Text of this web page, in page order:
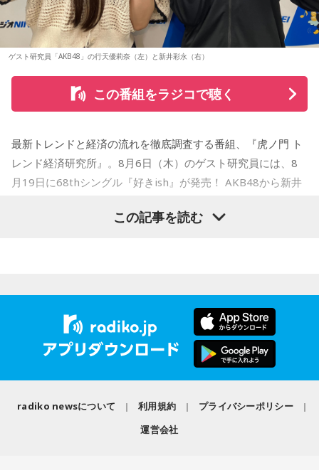
◆メンバー3人による恒例の全曲試聴会を生配信
8月7日（金）19:00より、かつしかトリオのメンバー3人によ
楽しいトークとともに、ニューアルバム『SO-DAYONE !』の
収録曲をひと足早く紹介。それぞれの楽曲の聴きどころや制
＜かつしかトリオ『SO-DAYONE !』全曲試聴会＞
配信日時：2026年8月7日（金）19:00～
※詳細は公式サイトをご確認ください
ニューアルバム『SO-DAYONE !』の発売を記念し、タワーレ
コードでは応募抽選キャンペーンと購入者特典企画を実施し
ます。また、2026年10月17日（土）には、タワーレコード
新宿店にて発売記念インストアイベントの開催も決定。櫻井
哲夫、神保 彰、向谷 実の3人がアルバムに込めた思いなどを
語る、ここでしか聞けない貴重なトークに加え、かつしかト
リオとして初の「サイン握手会」をおこないます。
へのアクセスをチェックができるなど他にも便利な機能がた
くさん！すでにお持ちの方はアップデートを、まだお持ちで
ない方は今すぐダウンロードして、当日までお待ちくださ
まだ見ぬアーティストとの出会いも、お気に入りのアーティ
MINAMI WHEELならでは。
今年も大阪・ミナミの街から、新たな音楽との出会いをお届
けします。どうぞご期待ください。
●出演アーティスト：
10/10(土) 出演
AARON / IRIS MONDO / 赤いくらげ / Aki / あたらよ / 雨烏 /
荒巻勇仁 / アンと私 / anewhite / EVE OF THE LAIN / いろか
にほへと / weak.butterfly / EMNW / 大宮陽和 / OKYO / 奥崎
Gum-9 / ガラクタ / ガラスの靴は落とさない / カラノア /
KI_EN / 来島エル / きばやし / Gyubin / くがあくた / grating
ゲスト研究員「AKB48」の行天優莉奈（左）と新井彩永（右）
この番組をラジコで聴く
最新トレンドと経済の流れを徹底調査する番組、『虎ノ門 ト
レンド経済研究所』。8月6日（木）のゲスト研究員には、8
月19日に68thシングル『好きish』が発売！ AKB48から新井
の「ラジオiNEWS」以来、およそ3年ぶりの出演。行天優莉奈
礎的財政収支「プライマリーバランス」について徹底調査！
「プライマリーバランス」の基礎知識から、赤字と黒字の考
え方、今の日本が置かれている状況、高市内閣の方針まで、
国の将来を左右する指標についてわかりやすく解説するほ
"てんてん" はこれらの重要な課題についてしっかり理解する
ことができたでしょうか？！
この記事を読む
radiko newsについて 利用規約
プライバシーポリシー
運営会社